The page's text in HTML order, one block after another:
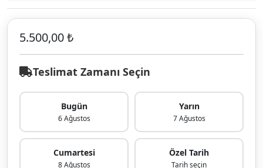
5.500,00 ₺
Teslimat Zamanı Seçin
Bugün
6 Ağustos
Yarın
7 Ağustos
Cumartesi
8 Ağustos
Özel Tarih
Tarih seçin